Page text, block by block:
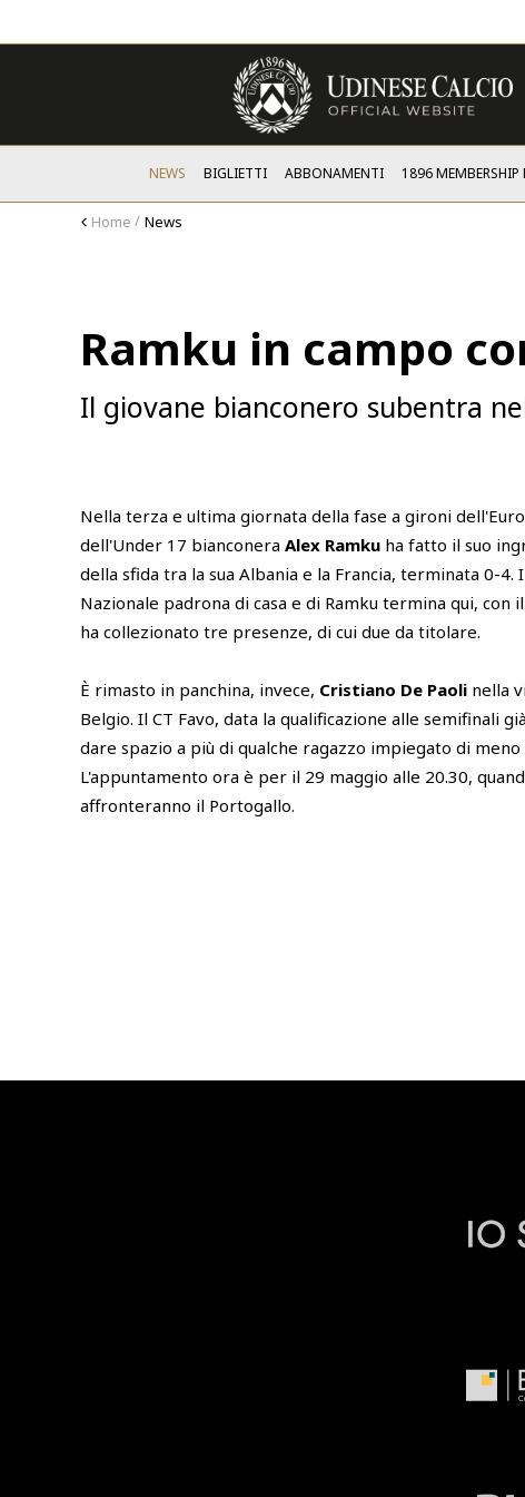
NEWS BIGLIETTI ABBONAMENTI 1896 MEMBERSHIP
Home News
Ramku in campo
Il giovane bianconero subentra
Nella terza e ultima giornata della fase a gironi
dell'Under 17 bianconera Alex Ramku ha fatto il suo
della sfida tra la sua Albania e la Francia, terminata 0-4.
Nazionale padrona di casa e di Ramku termina qui, con
ha collezionato tre presenze, di cui due da titolare.
È rimasto in panchina, invece, Cristiano De Paoli nella
Belgio. Il CT Favo, data la qualificazione alle semifinali
dare spazio a più di qualche ragazzo impiegato di
L'appuntamento ora è per il 29 maggio alle 20.30,
affronteranno il Portogallo.